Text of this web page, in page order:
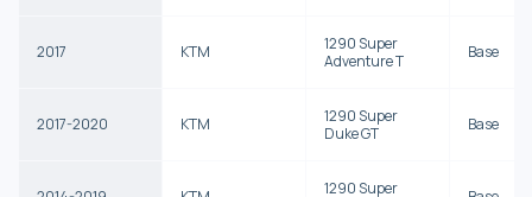
2017 KTM
1290 Super
Adventure T
Base
2017-2020 KTM
1290 Super
Duke GT
Base
1290 Super